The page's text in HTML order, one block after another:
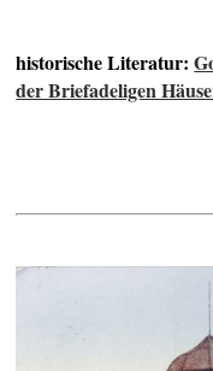
historische Literatur:
der Briefadeligen